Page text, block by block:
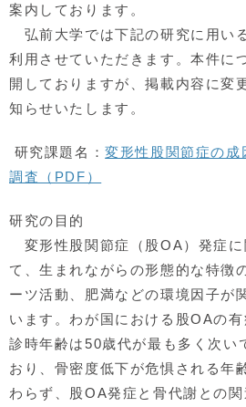
案内しております。
弘前大学では下記の研究に用い
利用させていただきます。本件に
開しておりますが、掲載内容に変
知らせいたします。
研究課題名：変形性股関節症の成
調査（PDF）
研究の目的
変形性股関節症（股OA）発症に
て、生まれながらの形態的な特徴
ーツ活動、肥満などの環境因子が
います。わが国における股OAの
診時年齢は50歳代が最も多く次い
おり、骨密度低下が危惧される年
わらず、股OA発症と骨代謝との